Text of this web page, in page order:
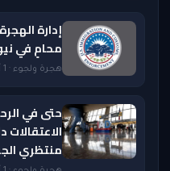
إدارة
محامٍ في نيويورك
هجرة ولجوء · 1 أغسطس 2026 — 7:10 PM
منتظري